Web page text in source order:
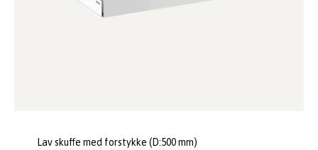
Lav skuffe med forstykke (D:500 mm)